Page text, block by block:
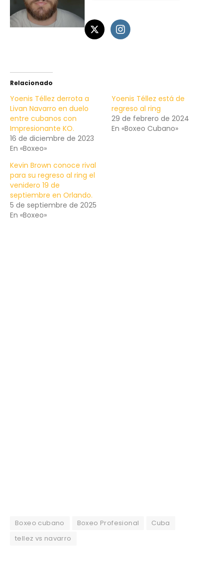
Relacionado
Yoenis Téllez derrota a
Livan Navarro en duelo
entre cubanos con
Impresionante KO.
16 de diciembre de 2023
En «Boxeo»
Yoenis Téllez está de
regreso al ring
29 de febrero de 2024
En «Boxeo Cubano»
Kevin Brown conoce rival
para su regreso al ring el
venidero 19 de
septiembre en Orlando.
5 de septiembre de 2025
En «Boxeo»
Boxeo cubano Boxeo Profesional
Cuba
tellez vs navarro